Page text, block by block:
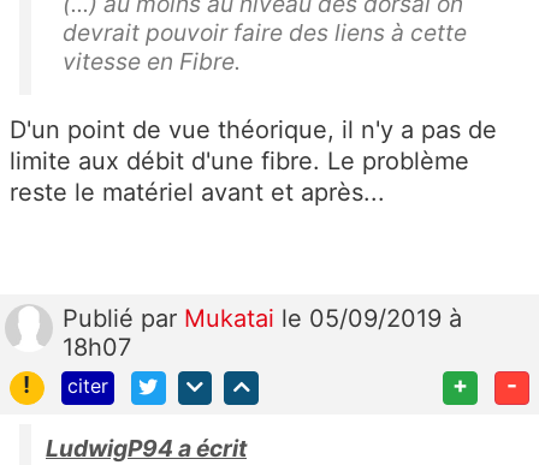
devrait pouvoir faire des liens à cette
vitesse en Fibre.
D'un point de vue théorique, il n'y a pas de
limite aux débit d'une fibre. Le problème
reste le matériel avant et après...
Publié par Mukatai le 05/09/2019 à
18h07
!
citer + -
LudwigP94 a écrit